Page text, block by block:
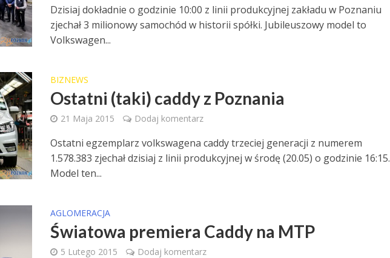
Dzisiaj dokładnie o godzinie 10:00 z linii produkcyjnej zakładu w Poznaniu
zjechał 3 milionowy samochód w historii spółki. Jubileuszowy model to
Volkswagen...
BIZNEWS
Ostatni (taki) caddy z Poznania
21 Maja 2015 Dodaj komentarz
Ostatni egzemplarz volkswagena caddy trzeciej generacji z numerem
1.578.383 zjechał dzisiaj z linii produkcyjnej w środę (20.05) o godzinie 16:15.
Model ten...
AGLOMERACJA
Światowa premiera Caddy na MTP
5 Lutego 2015 Dodaj komentarz